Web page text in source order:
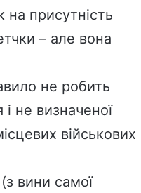
присутність
– але вона
не робить
не визначеної
військових
вини самої